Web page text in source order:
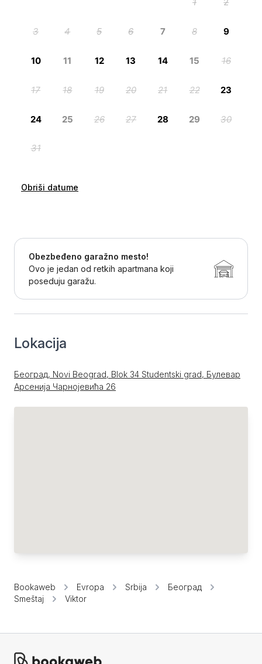
Obriši datume
Obezbeđeno garažno mesto!
Ovo je jedan od retkih apartmana koji
poseduju garažu.
Lokacija
Београд, Novi Beograd, Blok 34 Studentski grad, Булевар
Арсенија Чарнојевића 26
Bookaweb Evropa Srbija
Београд
Smeštaj
Viktor